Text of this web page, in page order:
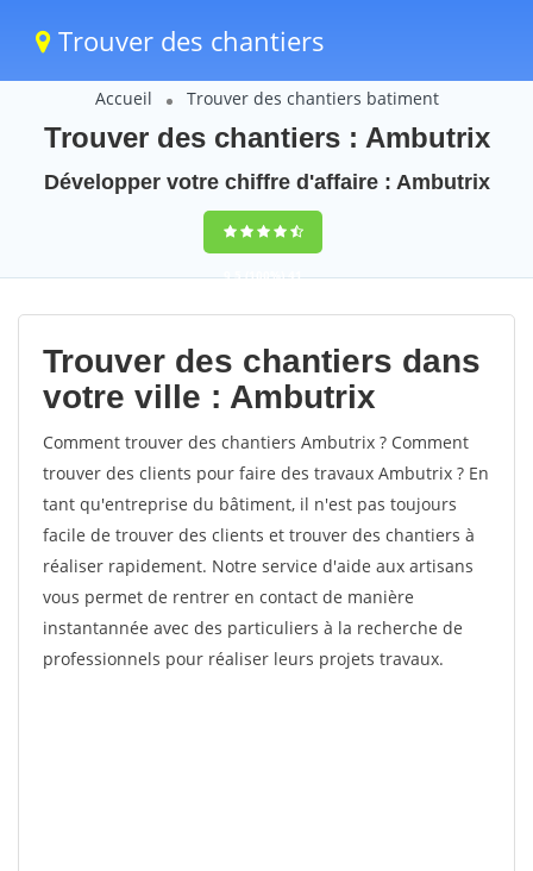
Trouver des chantiers
Accueil Trouver des chantiers batiment
Trouver des chantiers : Ambutrix
Développer votre chiffre d'affaire : Ambutrix
9,5(100%)41
votes
Trouver des chantiers dans
votre ville : Ambutrix
Comment trouver des chantiers Ambutrix ? Comment
trouver des clients pour faire des travaux Ambutrix ? En
tant qu'entreprise du bâtiment, il n'est pas toujours
facile de trouver des clients et trouver des chantiers à
réaliser rapidement. Notre service d'aide aux artisans
vous permet de rentrer en contact de manière
instantannée avec des particuliers à la recherche de
professionnels pour réaliser leurs projets travaux.